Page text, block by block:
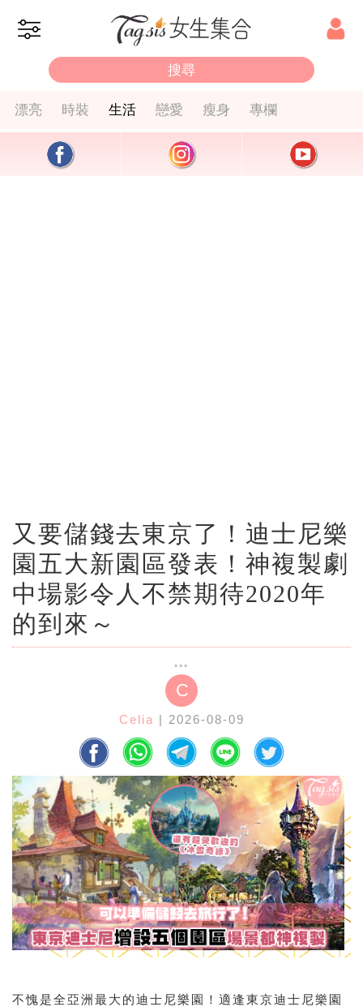
漂亮 時裝 生活 戀愛 瘦身 專欄
又要儲錢去東京了！迪士尼樂
園五大新園區發表！神複製劇
中場影令人不禁期待2020年
的到來～
C
Celia | 2026-08-09
不愧是全亞洲最大的迪士尼樂園！適逢東京迪士尼樂園